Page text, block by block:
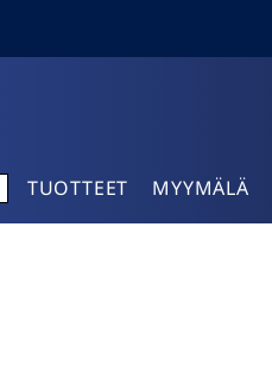
TUOTTEET MYYMÄLÄ